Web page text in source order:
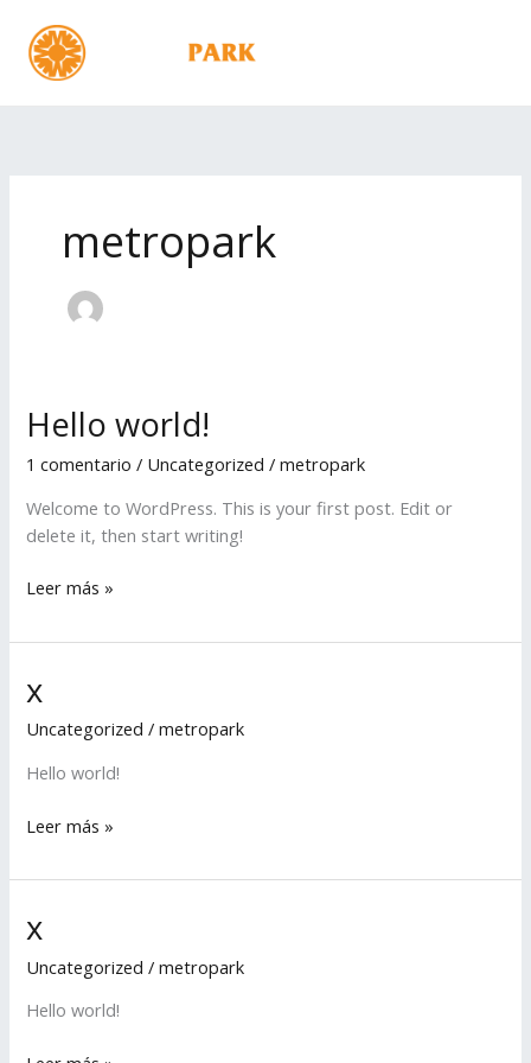
contenido
metropark
Hello world!
1 comentario / Uncategorized /metropark
Welcome to WordPress. This is your first post. Edit or
delete it, then start writing!
Hello
world!
Leer más »
x
Uncategorized /metropark
Hello world!
x
Leer más »
x
Uncategorized /metropark
Hello world!
x